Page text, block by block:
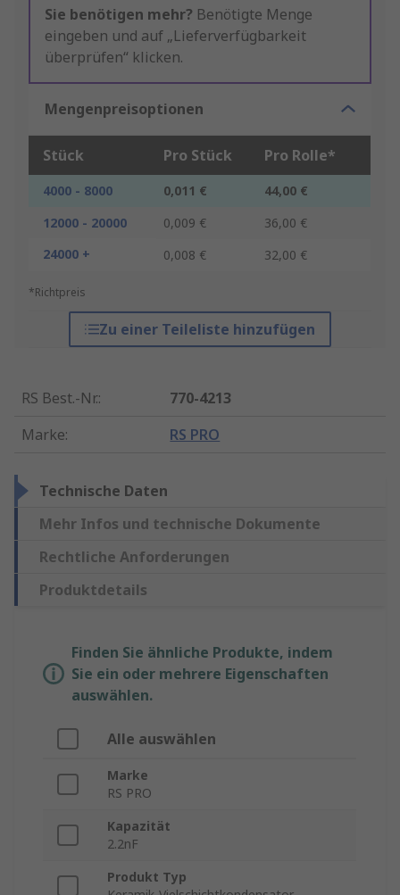
Sie benötigen mehr? Benötigte Menge
eingeben und auf „Lieferverfügbarkeit
überprüfen“ klicken.
Mengenpreisoptionen
Stück Pro Stück Pro Rolle*
4000 - 8000 0,011 €
44,00 €
12000 - 20000
0,009 €
36,00 €
24000 +
0,008 € 32,00 €
*Richtpreis
Zu einer Teileliste hinzufügen
RS Best.-Nr.:
770-4213
Marke: RS PRO
Technische Daten
Mehr Infos und technische Dokumente
Rechtliche Anforderungen
Produktdetails
Finden Sie ähnliche Produkte, indem
Sie ein oder mehrere Eigenschaften
auswählen.
Alle auswählen
Marke
RS PRO
Kapazität
2.2nF
Produkt Typ